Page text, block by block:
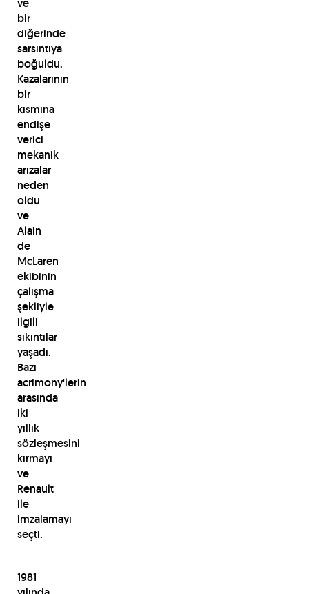
ve
bir
diğerinde
sarsıntıya
boğuldu.
Kazalarının
bir
kısmına
endişe
verici
mekanik
arızalar
neden
oldu
ve
Alain
de
McLaren
ekibinin
çalışma
şekliyle
ilgili
sıkıntılar
yaşadı.
Bazı
acrimony'lerin
arasında
iki
yıllık
sözleşmesini
kırmayı
ve
Renault
ile
imzalamayı
seçti.
1981